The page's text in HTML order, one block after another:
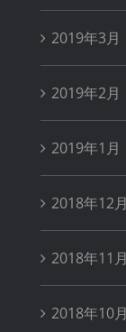
2019年3月
2019年2月
2019年1月
2018年12月
2018年11月
2018年10月